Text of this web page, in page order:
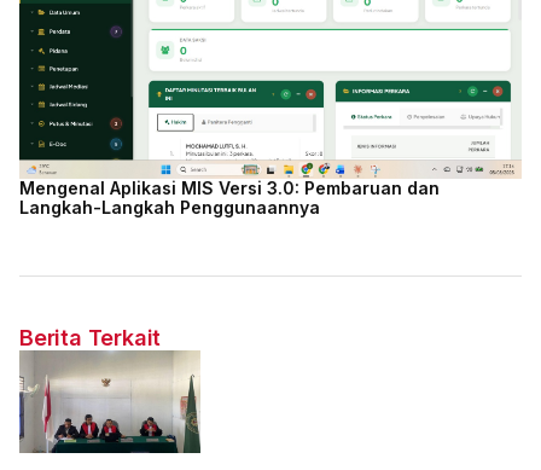
Mengenal Aplikasi MIS Versi 3.0: Pembaruan dan
Langkah-Langkah Penggunaannya
Berita Terkait